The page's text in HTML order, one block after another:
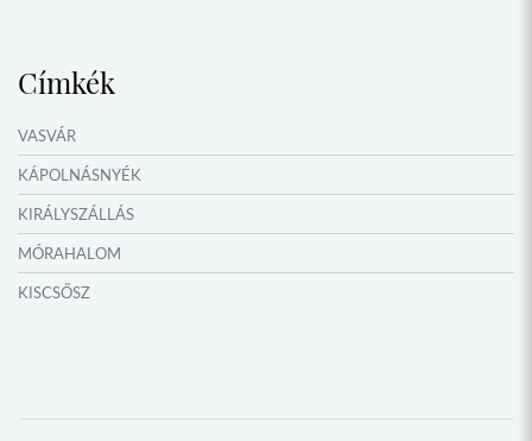
Címkék
VASVÁR
KÁPOLNÁSNYÉK
KIRÁLYSZÁLLÁS
MÓRAHALOM
KISCSŐSZ